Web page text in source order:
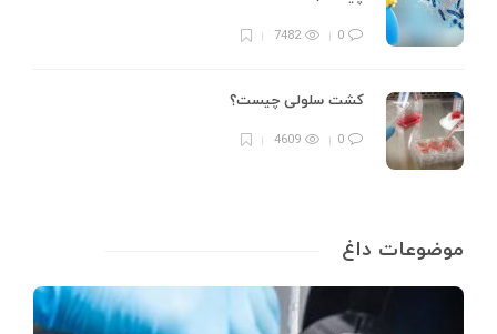
0
7482
کشت سلولی چیست؟
0
4609
موضوعات داغ